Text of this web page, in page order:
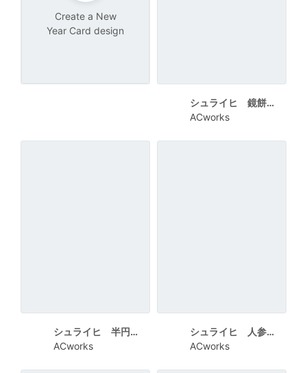
Create a New
Year Card design
シュライヒ 鏡餅とうさぎ うさぎロゴ2023
ACworks
シュライヒ 半円で切り抜かれた中にうさぎ 筆記体でHAPPY NEW YEAR
ACworks
シュライヒ 人参を目の前にしたたれ耳のうさぎ
ACworks